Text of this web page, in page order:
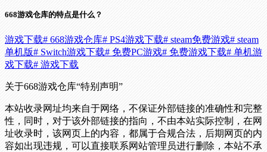
668游戏仓库的特点是什么？
游戏下载# 668游戏仓库# PS4游戏下载# steam免费游戏# steam
单机版# Switch游戏下载# 免费PC游戏# 免费游戏下载# 单机游
戏下载# 游戏下载
关于668游戏仓库“特别声明”
本站收录网址均来自于网络，不保证外部链接的准确性和完整
性，同时，对于该外部链接的指向，不由本站实际控制，在网
址收录时，该网页上的内容，都属于合规合法，后期网页的内
容如出现违规，可以直接联系网站管理员进行删除，本站不承